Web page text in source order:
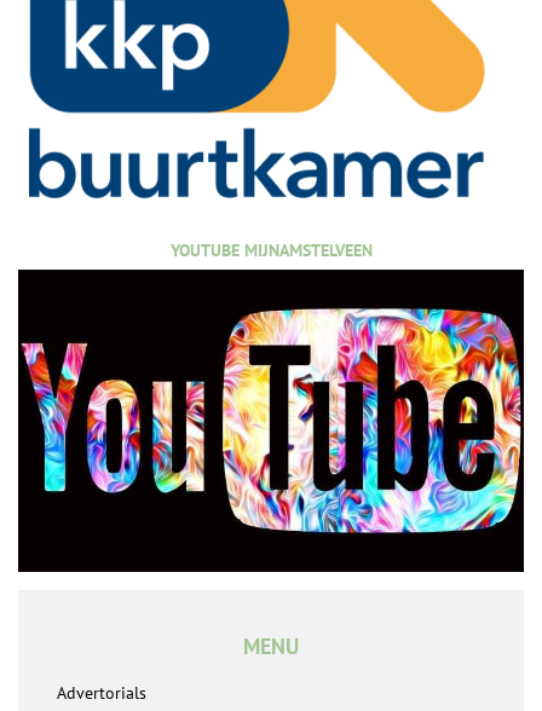
YOUTUBE MIJNAMSTELVEEN
MENU
Advertorials